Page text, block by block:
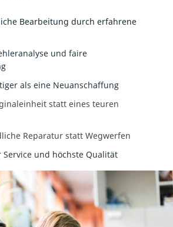
Bearbeitung durch erfahrene
und faire
als eine Neuanschaffung
statt eines teuren
Reparatur statt Wegwerfen
Service und höchste Qualität